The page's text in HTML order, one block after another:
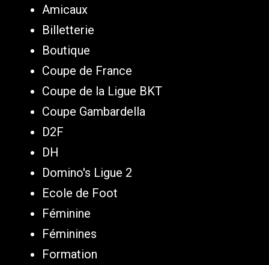
Amicaux
Billetterie
Boutique
Coupe de France
Coupe de la Ligue BKT
Coupe Gambardella
D2F
DH
Domino's Ligue 2
Ecole de Foot
Féminine
Féminines
Formation